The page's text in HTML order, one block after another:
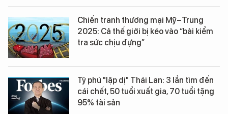
Chiến tranh thương mại Mỹ–Trung
2025: Cả thế giới bị kéo vào “bài kiểm
tra sức chịu đựng”
Tỷ phú "lập dị" Thái Lan: 3 lần tìm đến
cái chết, 50 tuổi xuất gia, 70 tuổi tặng
95% tài sản